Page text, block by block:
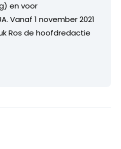
en voor
Vanaf 1 november 2021
Ros de hoofdredactie